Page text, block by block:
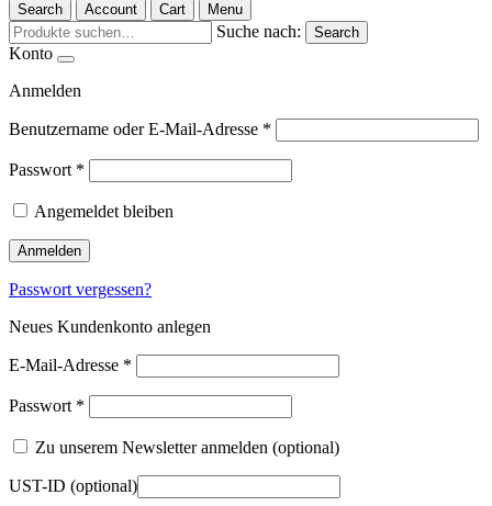
Search Account Cart Menu
Suche nach: Search
Konto
Anmelden
Benutzername oder E-Mail-Adresse *
Passwort *
Angemeldet bleiben
Anmelden
Passwort vergessen?
Neues Kundenkonto anlegen
E-Mail-Adresse *
Passwort *
Zu unserem Newsletter anmelden (optional)
UST-ID (optional)